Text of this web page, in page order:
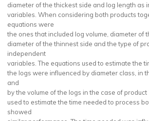
diameter of the thickest side and log length as
variables. When considering both products
equations were
the ones that included log volume, diameter of
diameter of the thinnest side and the type of
independent
variables. The equations used to estimate the
the logs were influenced by diameter class, in
and
by the volume of the logs in the case of product
used to estimate the time needed to process
showed